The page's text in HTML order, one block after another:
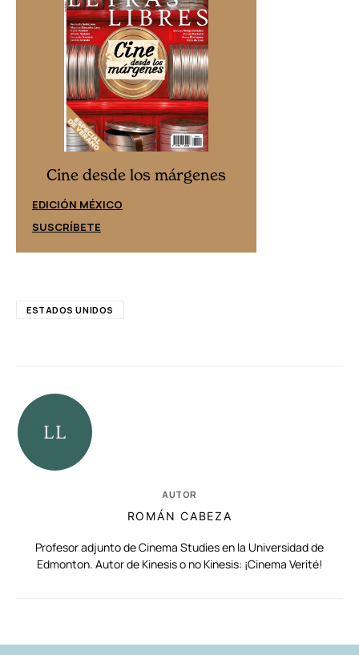
Cine desde los márgenes
EDICIÓN MÉXICO
SUSCRÍBETE
ESTADOS UNIDOS
AUTOR
ROMÁN CABEZA
Profesor adjunto de Cinema Studies en la Universidad de
Edmonton. Autor de Kinesis o no Kinesis: ¡Cinema Verité!